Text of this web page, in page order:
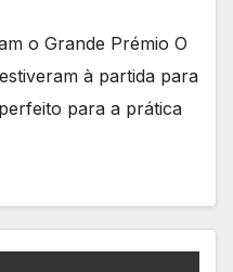
o Grande Prémio O
à partida para
para a prática